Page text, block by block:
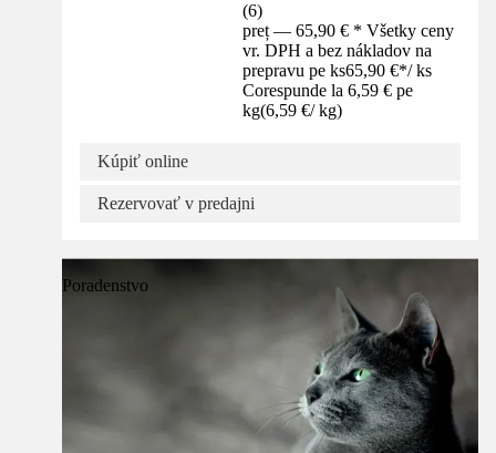
(6)
preț — 65,90 € * Všetky ceny
vr. DPH a bez nákladov na
prepravu pe ks65,90 €*/ ks
Corespunde la 6,59 € pe
kg(6,59 €/ kg)
Kúpiť online
Rezervovať v predajni
Poradenstvo